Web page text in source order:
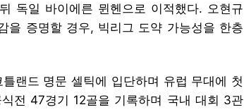
독일 바이에른 뮌헨으로 이적했다. 오현규
을 증명할 경우, 빅리그 도약 가능성을 한층
랜드 명문 셀틱에 입단하며 유럽 무대에 첫
전 47경기 12골을 기록하며 국내 대회 3관